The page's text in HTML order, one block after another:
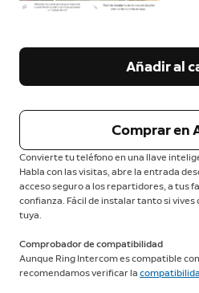
Añadir al
Comprar en
Convierte tu teléfono en una llave
Habla con las visitas, abre la entrada
acceso seguro a los repartidores, a tus
confianza. Fácil de instalar tanto si vives
tuya.
Comprobador de compatibilidad
Aunque Ring Intercom es compatible
recomendamos verificar la